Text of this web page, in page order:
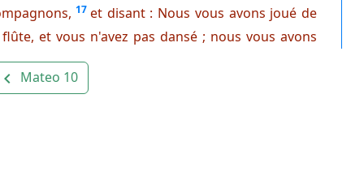
17 et disant : Nous vous avons joué de
et vous n'avez pas dansé ; nous vous avons
navigate_before Mateo 10